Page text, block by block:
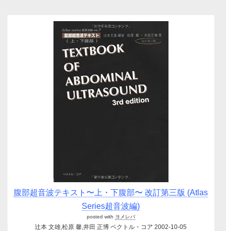
腹部超音波テキスト〜上・下腹部〜 改訂第三版 (Atlas
Series超音波編)
posted with ヨメレバ
辻本 文雄,松原 馨,井田 正博 ベクトル・コア 2002-10-05